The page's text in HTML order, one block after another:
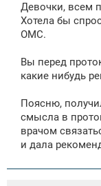
б
щ
е
н
Девочки, всем
Хотела бы
ОМС.
Вы перед
какие нибудь
Поясню,
смысла в
врачом
и дала